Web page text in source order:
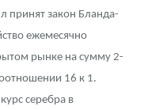
принят закон Бланда-
ежемесячно
рынке на сумму 2-
16 к 1.
серебра в